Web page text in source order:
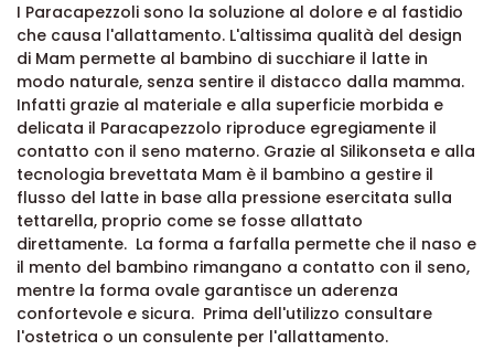
I Paracapezzoli sono la soluzione al dolore e al fastidio
che causa l'allattamento. L'altissima qualità del design
di Mam permette al bambino di succhiare il latte in
modo naturale, senza sentire il distacco dalla mamma.
Infatti grazie al materiale e alla superficie morbida e
delicata il Paracapezzolo riproduce egregiamente il
contatto con il seno materno. Grazie al Silikonseta e alla
tecnologia brevettata Mam è il bambino a gestire il
flusso del latte in base alla pressione esercitata sulla
tettarella, proprio come se fosse allattato
direttamente. La forma a farfalla permette che il naso e
il mento del bambino rimangano a contatto con il seno,
mentre la forma ovale garantisce un aderenza
confortevole e sicura. Prima dell'utilizzo consultare
l'ostetrica o un consulente per l'allattamento.